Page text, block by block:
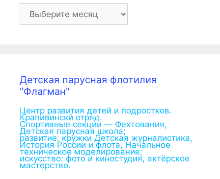
Архив
Детская парусная флотилия
"Флагман"
Центр развития детей и подростков.
Крапивинскй отряд.
Спортивные секции — Фехтования,
Детская парусная школа;
развитие: кружки Детская журналистика,
История России и флота, Начальное
техническое моделирование;
искусство: фото и киностудия, актёрское
мастерство.